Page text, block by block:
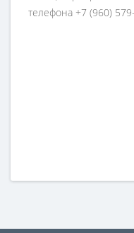
телефона +7 (960)